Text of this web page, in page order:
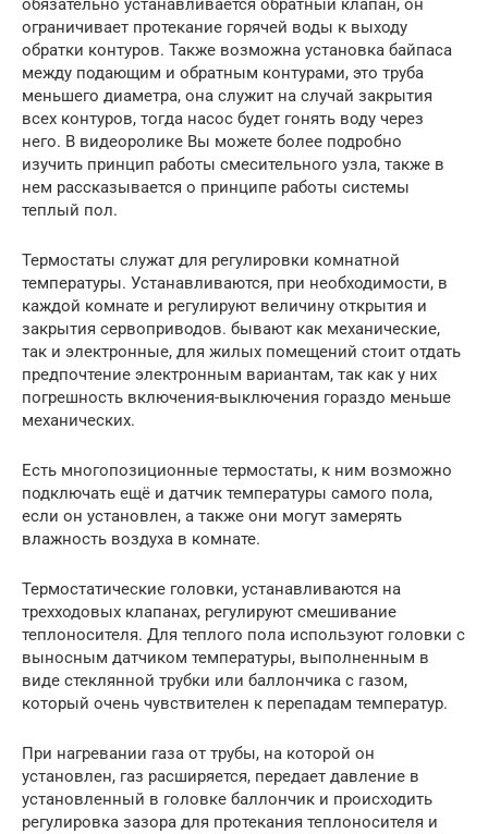
обязательно устанавливается обратный клапан, он
ограничивает протекание горячей воды к выходу
обратки контуров. Также возможна установка байпаса
между подающим и обратным контурами, это труба
меньшего диаметра, она служит на случай закрытия
всех контуров, тогда насос будет гонять воду через
него. В видеоролике Вы можете более подробно
изучить принцип работы смесительного узла, также в
нем рассказывается о принципе работы системы
теплый пол.
Термостаты служат для регулировки комнатной
температуры. Устанавливаются, при необходимости, в
каждой комнате и регулируют величину открытия и
закрытия сервоприводов. бывают как механические,
так и электронные, для жилых помещений стоит отдать
предпочтение электронным вариантам, так как у них
погрешность включения-выключения гораздо меньше
механических.
Есть многопозиционные термостаты, к ним возможно
подключать ещё и датчик температуры самого пола,
если он установлен, а также они могут замерять
влажность воздуха в комнате.
Термостатические головки, устанавливаются на
трехходовых клапанах, регулируют смешивание
теплоносителя. Для теплого пола используют головки с
выносным датчиком температуры, выполненным в
виде стеклянной трубки или баллончика с газом,
который очень чувствителен к перепадам температур.
При нагревании газа от трубы, на которой он
установлен, газ расширяется, передает давление в
установленный в головке баллончик и происходить
регулировка зазора для протекания теплоносителя и